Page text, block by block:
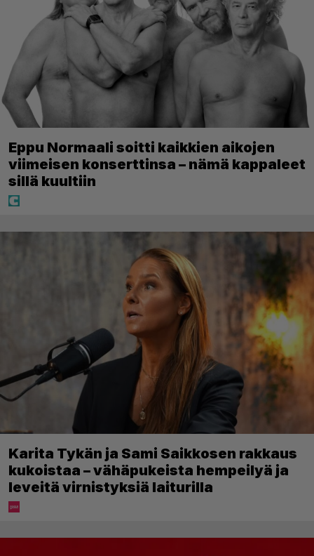
Eppu Normaali soitti kaikkien aikojen
viimeisen konserttinsa – nämä kappaleet
sillä kuultiin
Karita Tykän ja Sami Saikkosen rakkaus
kukoistaa – vähäpukeista hempeilyä ja
leveitä virnistyksiä laiturilla